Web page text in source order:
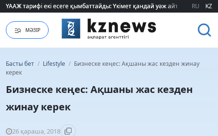
ҮААЖ тарифі екі есеге қымбаттайды: Үкімет қандай уәж айтады?
ҮААЖ тарифі екі есеге қымбаттайды: Үкімет қандай уәж айтады? RU KZ
МӘЗІР
Басты бет / Lifestyle / Бизнеске кеңес: Ақшаны жас кезден жинау
керек
Бизнеске кеңес: Ақшаны жас кезден
жинау керек
26 қараша, 2018